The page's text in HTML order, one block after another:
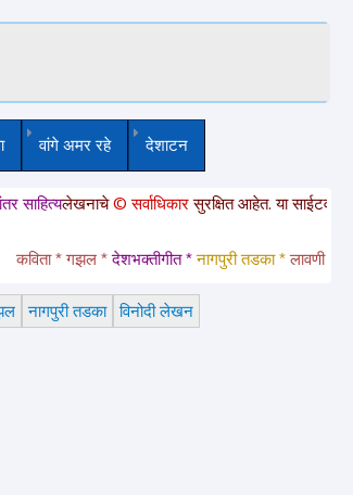
वांगे अमर रहे देशाटन
लेखनाचे© सर्वाधिकारसुरक्षित आहेत. या साईटवरचे साहित्य
कविता * गझल * देशभक्तीगीत * नागपुरी तडका * लावणी *
नागपुरी तडका विनोदी लेखन